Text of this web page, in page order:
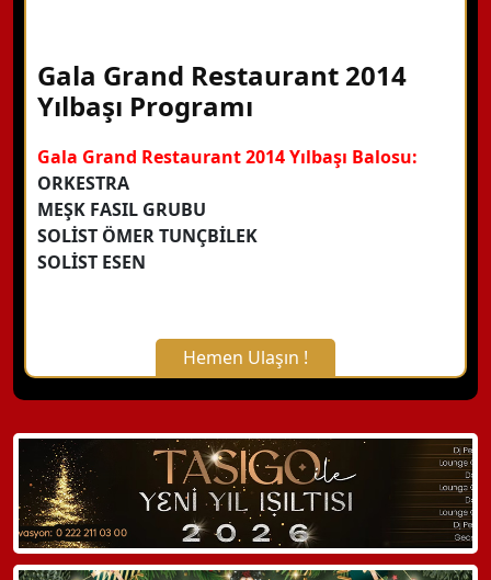
Gala Grand Restaurant 2014
Yılbaşı Programı
Gala Grand Restaurant 2014 Yılbaşı Balosu:
ORKESTRA
MEŞK FASIL GRUBU
SOLİST ÖMER TUNÇBİLEK
SOLİST ESEN
Hemen Ulaşın !
X Kapat
WhatsApp ile Bilgi Alın
Hemen Arayın